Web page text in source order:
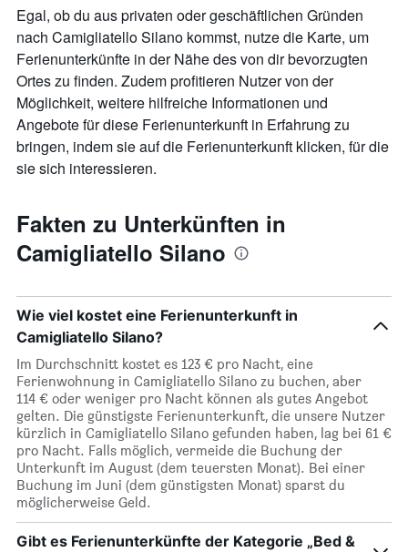
1
Y-
Achse,
die
den
durchschnittlichen
Zimmerpreis
anzeigt
Egal, ob du aus privaten oder geschäftlichen Gründen
nach Camigliatello Silano kommst, nutze die Karte, um
Ferienunterkünfte in der Nähe des von dir bevorzugten
Ortes zu finden. Zudem profitieren Nutzer von der
Möglichkeit, weitere hilfreiche Informationen und
Angebote für diese Ferienunterkunft in Erfahrung zu
bringen, indem sie auf die Ferienunterkunft klicken, für die
sie sich interessieren.
Fakten zu Unterkünften in
Camigliatello Silano
Wie viel kostet eine Ferienunterkunft in
Camigliatello Silano?
Im Durchschnitt kostet es 123 € pro Nacht, eine
Ferienwohnung in Camigliatello Silano zu buchen, aber
114 € oder weniger pro Nacht können als gutes Angebot
gelten. Die günstigste Ferienunterkunft, die unsere Nutzer
kürzlich in Camigliatello Silano gefunden haben, lag bei 61 €
pro Nacht. Falls möglich, vermeide die Buchung der
Unterkunft im August (dem teuersten Monat). Bei einer
Buchung im Juni (dem günstigsten Monat) sparst du
möglicherweise Geld.
Gibt es Ferienunterkünfte der Kategorie „Bed &